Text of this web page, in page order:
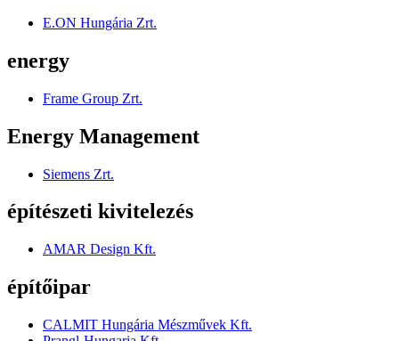
E.ON Hungária Zrt.
energy
Frame Group Zrt.
Energy Management
Siemens Zrt.
építészeti kivitelezés
AMAR Design Kft.
építőipar
CALMIT Hungária Mészművek Kft.